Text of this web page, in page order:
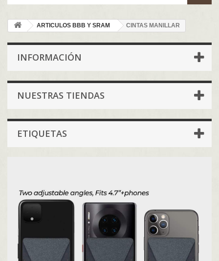
ARTICULOS BBB Y SRAM CINTAS MANILLAR
INFORMACIÓN
NUESTRAS TIENDAS
ETIQUETAS